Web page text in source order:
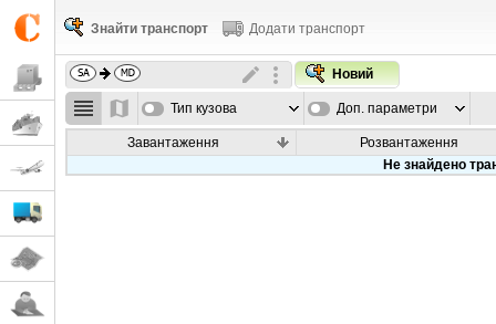
Знайти транспорт Додати транспорт
Новий
Тип кузова Доп. параметри
Завантаження
Розвантаження
Не знайдено